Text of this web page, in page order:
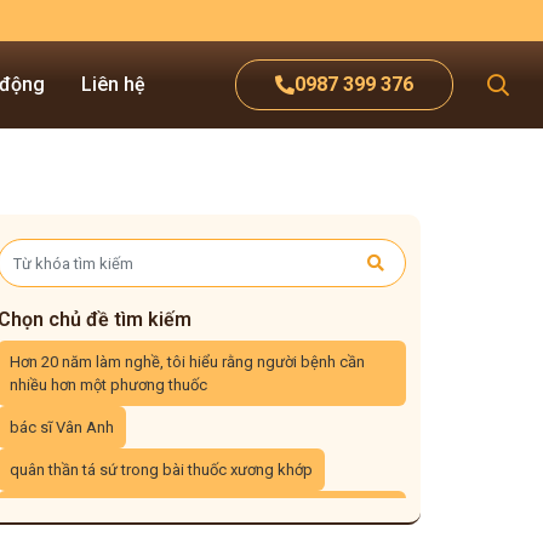
0987 399 376
Liên hệ
Chọn chủ đề tìm kiếm
Hơn 20 năm làm nghề, tôi hiểu rằng người bệnh cần
nhiều hơn một phương thuốc
bác sĩ Vân Anh
quân thần tá sứ trong bài thuốc xương khớp